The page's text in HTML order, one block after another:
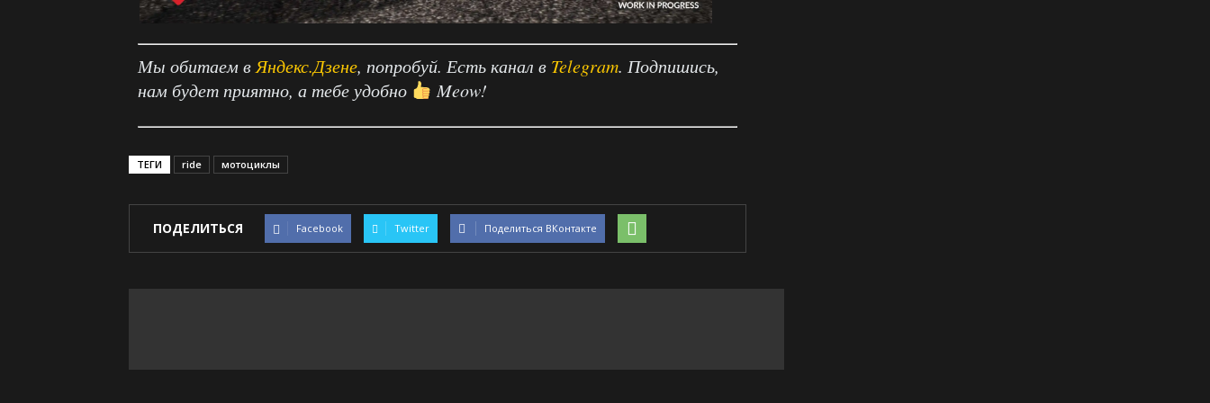
Мы обитаем в Яндекс.Дзене, попробуй. Есть канал в Telegram. Подпишись,
нам будет приятно, а тебе удобно
Meow!
ТЕГИ ride мотоциклы
ПОДЕЛИТЬСЯ Facebook Twitter Поделиться ВКонтакте